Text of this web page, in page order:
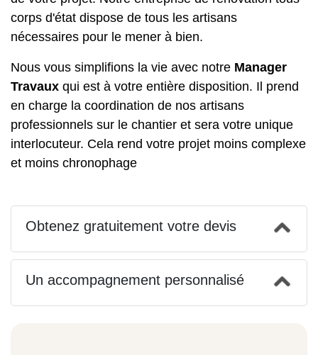
corps d'état dispose de tous les artisans
nécessaires pour le mener à bien.
Nous vous simplifions la vie avec notre Manager
Travaux qui est à votre entière disposition. Il prend
en charge la coordination de nos artisans
professionnels sur le chantier et sera votre unique
interlocuteur. Cela rend votre projet moins complexe
et moins chronophage
Obtenez gratuitement votre devis
Un accompagnement personnalisé